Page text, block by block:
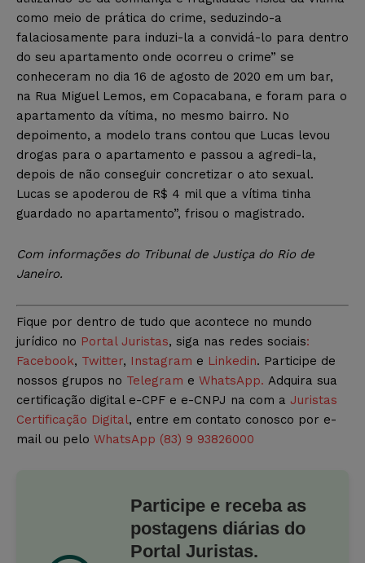
como meio de prática do crime, seduzindo-a
falaciosamente para induzi-la a convidá-lo para dentro
do seu apartamento onde ocorreu o crime” se
conheceram no dia 16 de agosto de 2020 em um bar,
na Rua Miguel Lemos, em Copacabana, e foram para o
apartamento da vítima, no mesmo bairro. No
depoimento, a modelo trans contou que Lucas levou
drogas para o apartamento e passou a agredi-la,
depois de não conseguir concretizar o ato sexual.
Lucas se apoderou de R$ 4 mil que a vítima tinha
guardado no apartamento”, frisou o magistrado.
Com informações do Tribunal de Justiça do Rio de
Janeiro.
Fique por dentro de tudo que acontece no mundo
jurídico no Portal Juristas, siga nas redes sociais:
Facebook, Twitter, Instagram e Linkedin. Participe de
nossos grupos no Telegram e WhatsApp. Adquira sua
certificação digital e-CPF e e-CNPJ na com a Juristas
Certificação Digital, entre em contato conosco por e-
mail ou pelo WhatsApp (83) 9 93826000
Participe e receba as
postagens diárias do
Portal Juristas.